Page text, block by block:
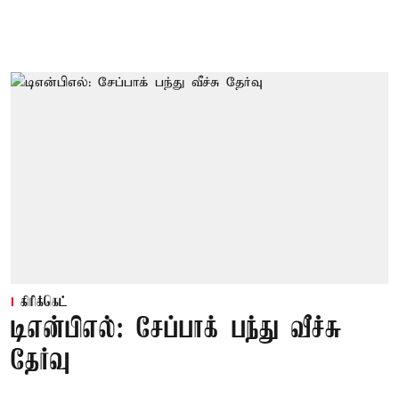
கிரிக்கெட்
டிஎன்பிஎல்: சேப்பாக் பந்து வீச்சு
தேர்வு